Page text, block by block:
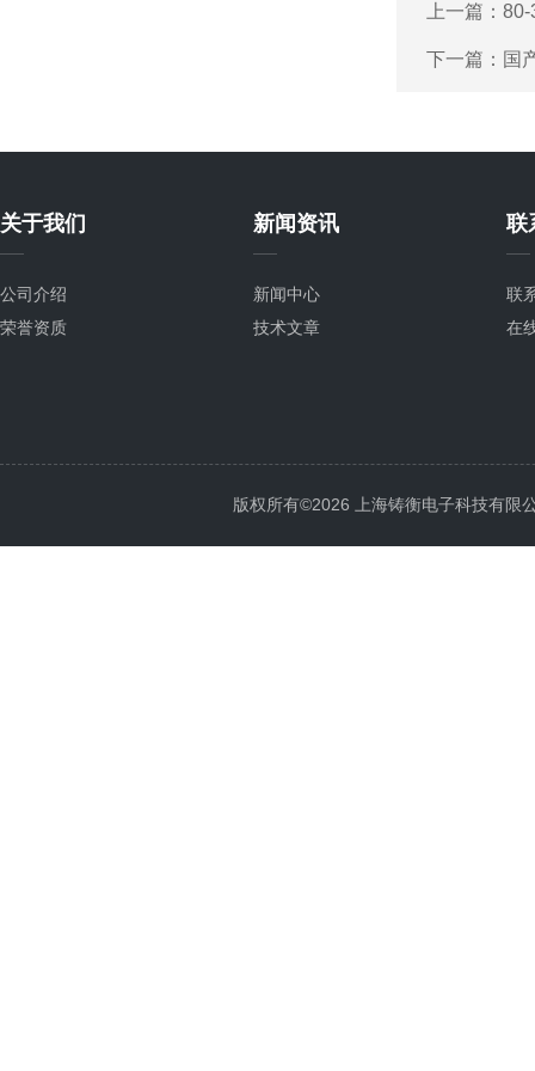
上一篇： 80-
下一篇： 国
关于我们
公司介绍
荣誉资质
新闻资讯
新闻中心
技术文章
联
联
在
版权所有©2026 上海铸衡电子科技有